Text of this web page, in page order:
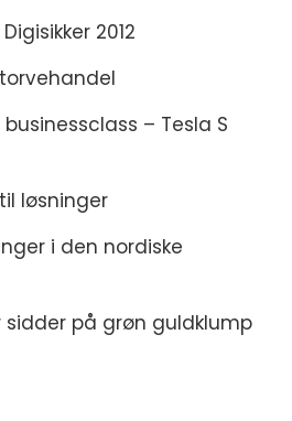
2012
– Tesla S
løsninger
i den nordiske
sidder på grøn guldklump